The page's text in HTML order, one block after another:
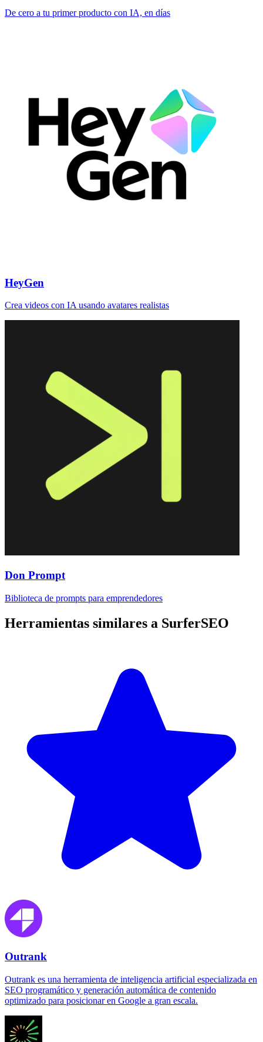
De cero a tu primer producto con IA, en días
HeyGen
Crea videos con IA usando avatares realistas
Don Prompt
Biblioteca de prompts para emprendedores
Herramientas similares a SurferSEO
Outrank
Outrank es una herramienta de inteligencia artificial especializada en
SEO programático y generación automática de contenido
optimizado para posicionar en Google a gran escala.